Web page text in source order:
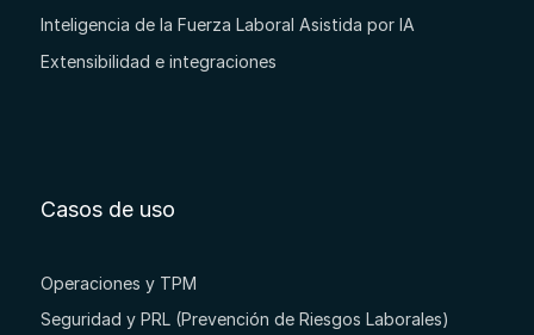
Inteligencia de la Fuerza Laboral Asistida por IA
Extensibilidad e integraciones
Casos de uso
Operaciones y TPM
Seguridad y PRL (Prevención de Riesgos Laborales)